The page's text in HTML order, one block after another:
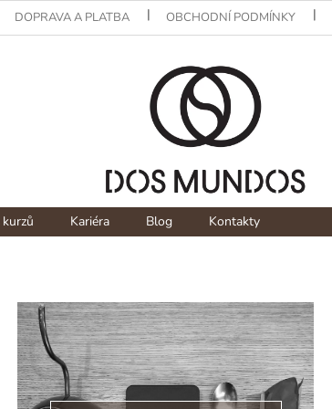
DOPRAVA A PLATBA OBCHODNÍ PODMÍNKY
kurzů Kariéra Blog Kontakty